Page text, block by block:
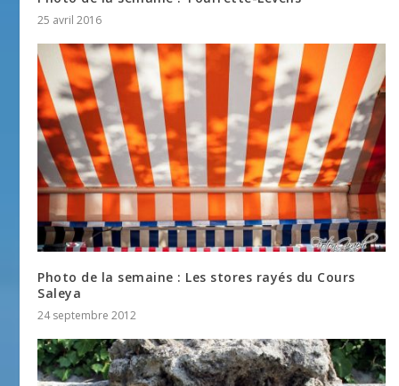
25 avril 2016
Photo de la semaine : Les stores rayés du Cours
Saleya
24 septembre 2012